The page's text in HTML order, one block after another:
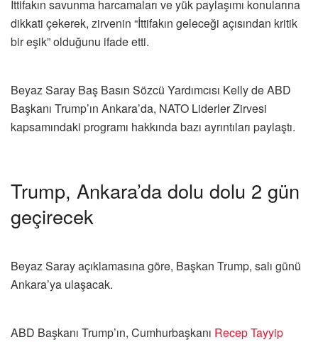
İttifakın savunma harcamaları ve yük paylaşımı konularına
dikkati çekerek, zirvenin “İttifakın geleceği açısından kritik
bir eşik” olduğunu ifade etti.
Beyaz Saray Baş Basın Sözcü Yardımcısı Kelly de ABD
Başkanı Trump’ın Ankara’da, NATO Liderler Zirvesi
kapsamındaki programı hakkında bazı ayrıntıları paylaştı.
Trump, Ankara’da dolu dolu 2 gün
geçirecek
Beyaz Saray açıklamasına göre, Başkan Trump, salı günü
Ankara’ya ulaşacak.
ABD Başkanı Trump’ın, Cumhurbaşkanı Recep Tayyip